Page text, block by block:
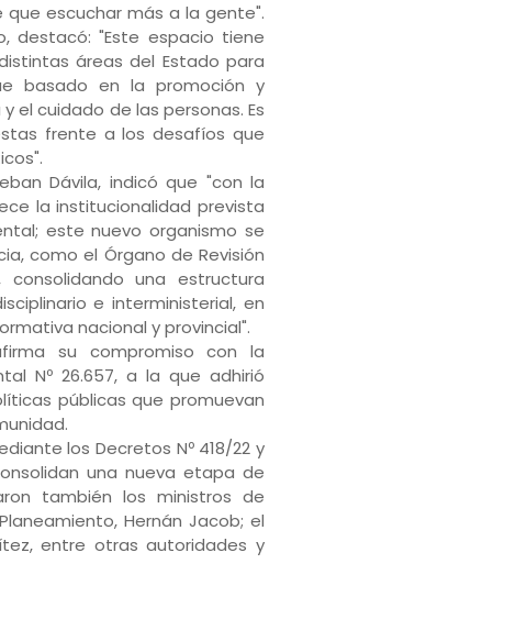
escuchar más a la gente".
destacó: "Este espacio tiene
áreas del Estado para
basado en la promoción y
el cuidado de las personas. Es
frente a los desafíos que
Dávila, indicó que "con la
la institucionalidad prevista
este nuevo organismo se
como el Órgano de Revisión
una estructura
e interministerial, en
nacional y provincial".
su compromiso con la
Nº 26.657, a la que adhirió
públicas que promuevan
los Decretos Nº 418/22 y
una nueva etapa de
también los ministros de
Hernán Jacob; el
entre otras autoridades y